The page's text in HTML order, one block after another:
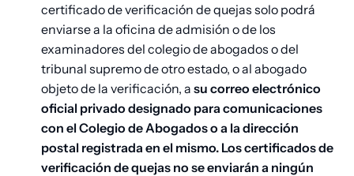
certificado de verificación de quejas solo podrá
enviarse a la oficina de admisión o de los
examinadores del colegio de abogados o del
tribunal supremo de otro estado, o al abogado
objeto de la verificación, a su correo electrónico
oficial privado designado para comunicaciones
con el Colegio de Abogados o a la dirección
postal registrada en el mismo. Los certificados de
verificación de quejas no se enviarán a ningún